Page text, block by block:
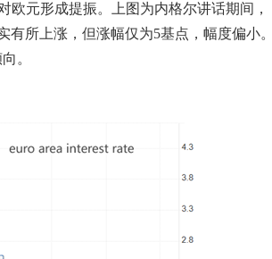
欧元形成提振。上图为内格尔讲话期间，
有所上涨，但涨幅仅为5基点，幅度偏小
。